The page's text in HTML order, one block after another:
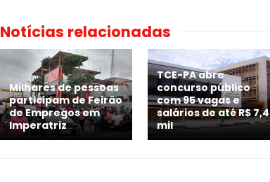
Notícias relacionadas
Milhares de pessoas
participam de Feirão
de Empregos em
Imperatriz
TCE-PA abre
concurso público
com 95 vagas e
salários de até R$ 7,4
mil